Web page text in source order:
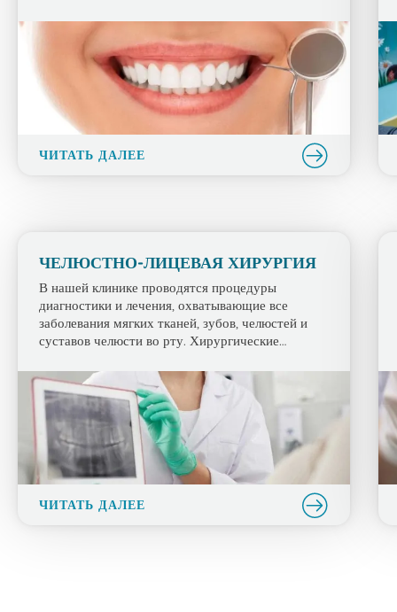
важные функции: он надежно крепит зубы к
челюстям. Заболевание десен Это ситуация, при
которой десна отступает под эмалированным
слоем, который является защитным слоем зуба, и
корневые поверхности становятся видимыми. […]
ЧИТАТЬ ДАЛЕЕ
ЧЕЛЮСТНО-ЛИЦЕВАЯ ХИРУРГИЯ
В нашей клинике проводятся процедуры
диагностики и лечения, охватывающие все
заболевания мягких тканей, зубов, челюстей и
суставов челюсти во рту. Хирургические
зависимости от типа процедуры и согласия
пациента, могут проводиться под местной
анестезией, сознательной седацией или общей
анестезией. Это лечение стоматологических и
челюстно-лицевых хирургических заболеваний,
проводимое в нашем стоматологическом
госпитале: […]
ЧИТАТЬ ДАЛЕЕ